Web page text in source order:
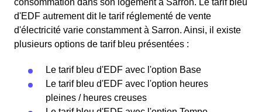
consommation dans son logement à Sarron. Le tarif bleu
d'EDF autrement dit le tarif réglementé de vente
d'électricité varie constamment à Sarron. Ainsi, il existe
plusieurs options de tarif bleu présentées :
Le tarif bleu d'EDF avec l'option Base
Le tarif bleu d'EDF avec l'option heures
pleines / heures creuses